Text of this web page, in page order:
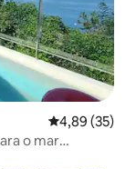
4,89 de uma
4,89 (35)
o mar